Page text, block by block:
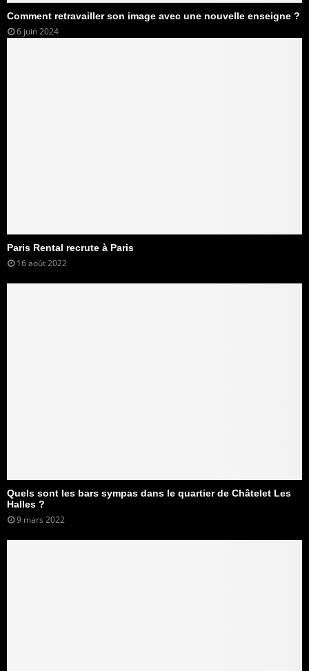
Comment retravailler son image avec une nouvelle enseigne ?
6 juin 2024
Paris Rental recrute à Paris
16 août 2022
Quels sont les bars sympas dans le quartier de Châtelet Les
Halles ?
9 mars 2022